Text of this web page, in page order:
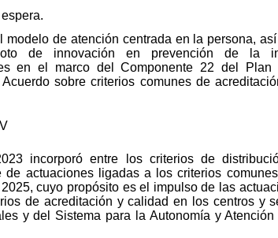
de atención centrada en la persona,
de innovación en prevención de la
en el marco del Componente 22 del Plan
sobre criterios comunes de
V
incorporó entre los criterios de
actuaciones ligadas a los criterios
cuyo propósito es el impulso de las
de acreditación y calidad en los centros y
y del Sistema para la Autonomía y